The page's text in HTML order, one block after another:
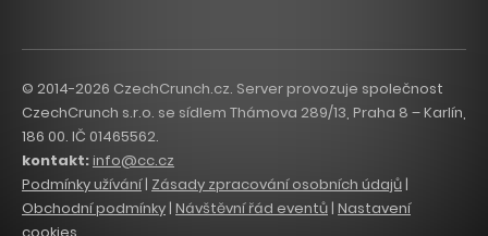
© 2014-2026 CzechCrunch.cz. Server provozuje společnost
CzechCrunch s.r.o. se sídlem Thámova 289/13, Praha 8 – Karlín,
186 00. IČ 01465562.
kontakt:info@cc.cz
Podmínky užívání| Zásady zpracování osobních údajů |
Obchodní podmínky | Návštěvní řád eventů | Nastavení